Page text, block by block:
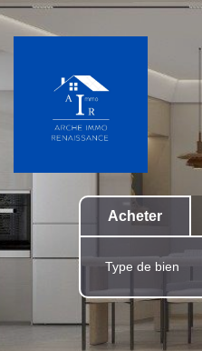
Acheter
Type de bien